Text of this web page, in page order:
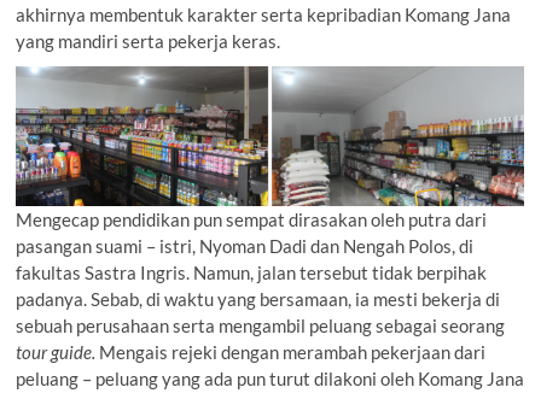
akhirnya membentuk karakter serta kepribadian Komang Jana
yang mandiri serta pekerja keras.
Mengecap pendidikan pun sempat dirasakan oleh putra dari
pasangan suami – istri, Nyoman Dadi dan Nengah Polos, di
fakultas Sastra Ingris. Namun, jalan tersebut tidak berpihak
padanya. Sebab, di waktu yang bersamaan, ia mesti bekerja di
sebuah perusahaan serta mengambil peluang sebagai seorang
tour guide. Mengais rejeki dengan merambah pekerjaan dari
peluang – peluang yang ada pun turut dilakoni oleh Komang Jana